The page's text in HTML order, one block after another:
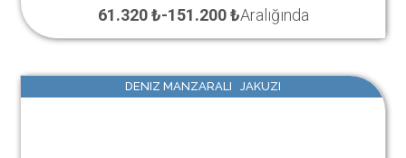
61.320 ₺-151.200 ₺Aralığında
DENIZ MANZARALI JAKUZI